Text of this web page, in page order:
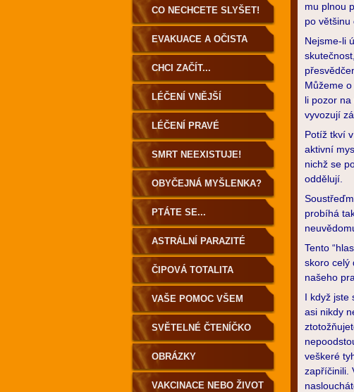
mu plnou
po většinu
Nejsme-li
Můžeme
li pozor
vyvozují
Potíž tkví
aktivní
nichž se
oddělují.
probíhá
Tento
skoro celý
našeho
I když jste
asi nikdy
veškeré
zapříčinili.
DUTÁ!
CO NECHCETE SLYŠET!
EVAKUACE A OČISTA
ZEMĚ
CHCI ZAČÍT...
LÉČENÍ VNĚJŠÍ
LÉČENÍ PRAVÉ
SMRT NEEXISTUJE!
OBYČEJNÁ MYŠLENKA?
PTÁTE SE...
ASTRÁLNÍ PARAZITÉ
ČIPOVÁ TOTALITA
VAŠE POMOC VŠEM
SVĚTELNÉ ČTENÍČKO
OBRÁZKY
VAKCINACE NEBO ŽIVOT